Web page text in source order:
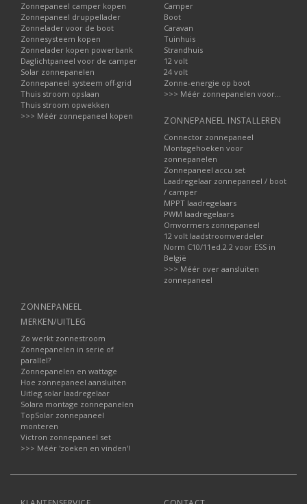
Zonnepaneel camper kopen
Zonnepaneel druppellader
Zonnelader voor de boot
Zonnesysteem kopen
Zonnelader kopen powerbank
Daglichtpaneel voor de camper
Solar zonnepanelen
Zonnepaneel systeem off-grid
Thuis stroom opslaan
Thuis stroom opwekken
>>> Méér zonnepaneel kopen
Camper
Boot
Caravan
Tuinhuis
Strandhuis
12 volt
24 volt
Zonne-energie op boot
>>> Méér zonnepanelen voor...
ZONNEPANEEL INSTALLEREN
Connector zonnepaneel
Montagehoeken voor
zonnepanelen
Zonnepaneel accu set
Laadregelaar zonnepaneel / boot
/ camper
MPPT laadregelaars
PWM laadregelaars
Omvormers zonnepaneel
12 volt laadstroomverdeler
Norm C10/11ed.2.2 voor ESS in
België
>>> Méér over aansluiten
zonnepaneel
ZONNEPANEEL
MERKEN/UITLEG
Zo werkt zonnestroom
Zonnepanelen in serie of
parallel?
Zonnepanelen en wattage
Hoe zonnepaneel aansluiten
Uitleg solar laadregelaar
Solara montage zonnepanelen
TopSolar zonnepaneel
monteren
Victron zonnepaneel set
>>> Méér 'zoeken en vinden'!